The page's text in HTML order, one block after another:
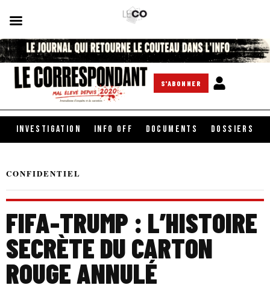
S'ABONNER
INVESTIGATION INFO OFF DOCUMENTS DOSSIERS
CONFIDENTIEL
FIFA-TRUMP : L’HISTOIRE
SECRÈTE DU CARTON
ROUGE ANNULÉ